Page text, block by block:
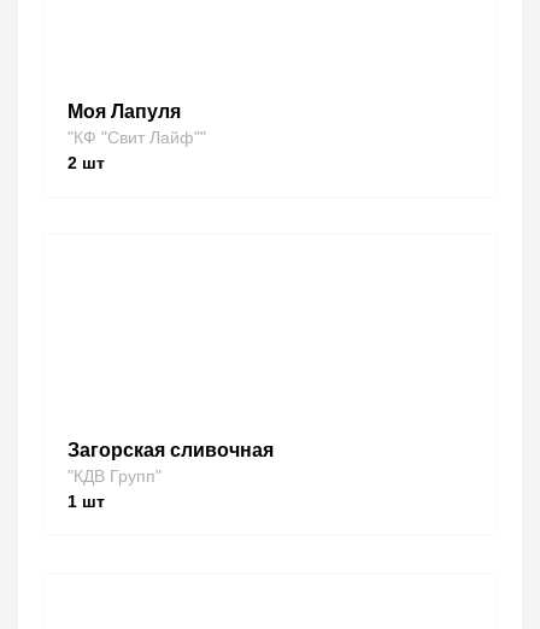
Моя Лапуля
"КФ "Свит Лайф""
2 шт
Загорская сливочная
"КДВ Групп"
1 шт